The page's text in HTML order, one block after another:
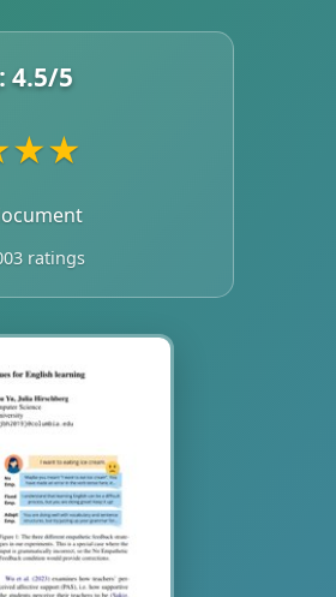
4.5/5
★★
ratings